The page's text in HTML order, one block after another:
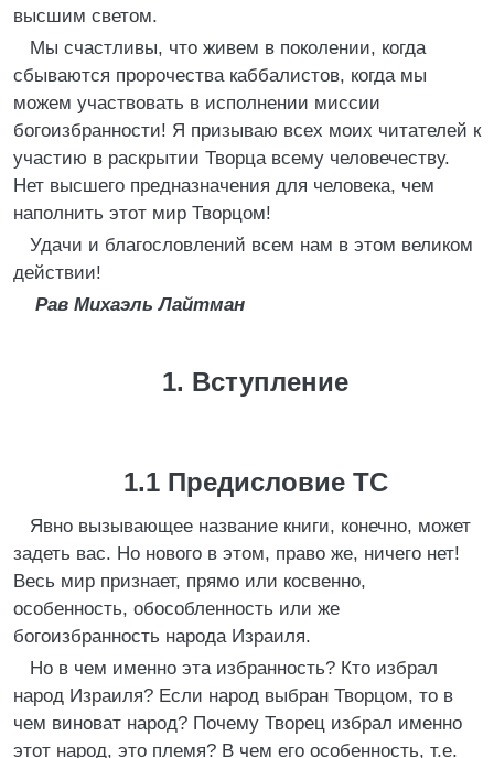
высшим светом.
Мы счастливы, что живем в поколении, когда
сбываются пророчества каббалистов, когда мы
можем участвовать в исполнении миссии
богоизбранности! Я призываю всех моих читателей к
участию в раскрытии Творца всему человечеству.
Нет высшего предназначения для человека, чем
наполнить этот мир Творцом!
Удачи и благословлений всем нам в этом великом
действии!
Рав Михаэль Лайтман
1. Вступление
1.1 Предисловие TC
Явно вызывающее название книги, конечно, может
задеть вас. Но нового в этом, право же, ничего нет!
Весь мир признает, прямо или косвенно,
особенность, обособленность или же
богоизбранность народа Израиля.
Но в чем именно эта избранность? Кто избрал
народ Израиля? Если народ выбран Творцом, то в
чем виноват народ? Почему Творец избрал именно
этот народ, это племя? В чем его особенность, т.е.